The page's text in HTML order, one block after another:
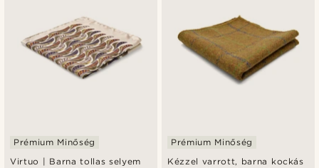
Virtuo | Barna tollas selyem
Prémium Minőség
Kézzel varrott, barna kockás
Prémium Minőség